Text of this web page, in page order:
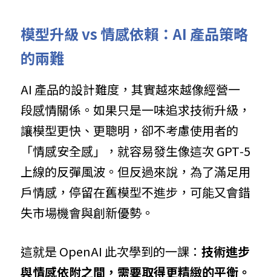
模型升級 vs 情感依賴：AI 產品策略
的兩難
AI 產品的設計難度，其實越來越像經營一
段感情關係。如果只是一味追求技術升級，
讓模型更快、更聰明，卻不考慮使用者的
「情感安全感」，就容易發生像這次 GPT‑5
上線的反彈風波。但反過來說，為了滿足用
戶情感，停留在舊模型不進步，可能又會錯
失市場機會與創新優勢。
這就是 OpenAI 此次學到的一課： 技術進步
與情感依附之間，需要取得更精緻的平衡。